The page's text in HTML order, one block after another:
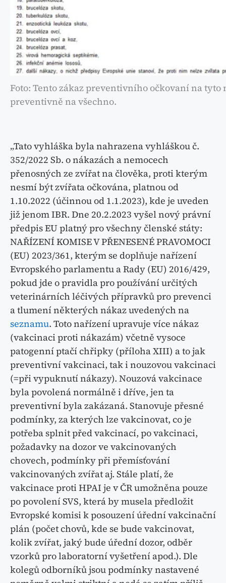
Foto: Tento zákaz preventivního očkovaní na tyto
preventivně na všechno.
„Tato vyhláška byla nahrazena vyhláškou č.
352/2022 Sb. o nákazách a nemocech
přenosných ze zvířat na člověka, proti kterým
nesmí být zvířata očkována, platnou od
1.10.2022 (účinnou od 1.1.2023), kde je uveden
již jenom IBR. Dne 20.2.2023 vyšel nový právní
předpis EU platný pro všechny členské státy:
NAŘÍZENÍ KOMISE V PŘENESENÉ PRAVOMOCI
(EU) 2023/361, kterým se doplňuje nařízení
Evropského parlamentu a Rady (EU) 2016/429,
pokud jde o pravidla pro používání určitých
veterinárních léčivých přípravků pro prevenci
a tlumení některých nákaz uvedených na
seznamu. Toto nařízení upravuje více nákaz
(vakcinaci proti nákazám) včetně vysoce
patogenní ptačí chřipky (příloha XIII) a to jak
preventivní vakcinaci, tak i nouzovou vakcinaci
(=při vypuknutí nákazy). Nouzová vakcinace
byla povolená normálně i dříve, jen ta
preventivní byla zakázaná. Stanovuje přesné
podmínky, za kterých lze vakcinovat, co je
potřeba splnit před vakcinací, po vakcinaci,
požadavky na dozor ve vakcinovaných
chovech, podmínky při přemísťování
vakcinovaných zvířat aj. Stále platí, že
vakcinace proti HPAI je v ČR umožněna pouze
po povolení SVS, která by musela předložit
Evropské komisi k posouzení úřední vakcinační
plán (počet chovů, kde se bude vakcinovat,
kolik zvířat, jaký bude úřední dozor, odběr
vzorků pro laboratorní vyšetření apod.). Dle
kolegů odborníků jsou podmínky nastavené